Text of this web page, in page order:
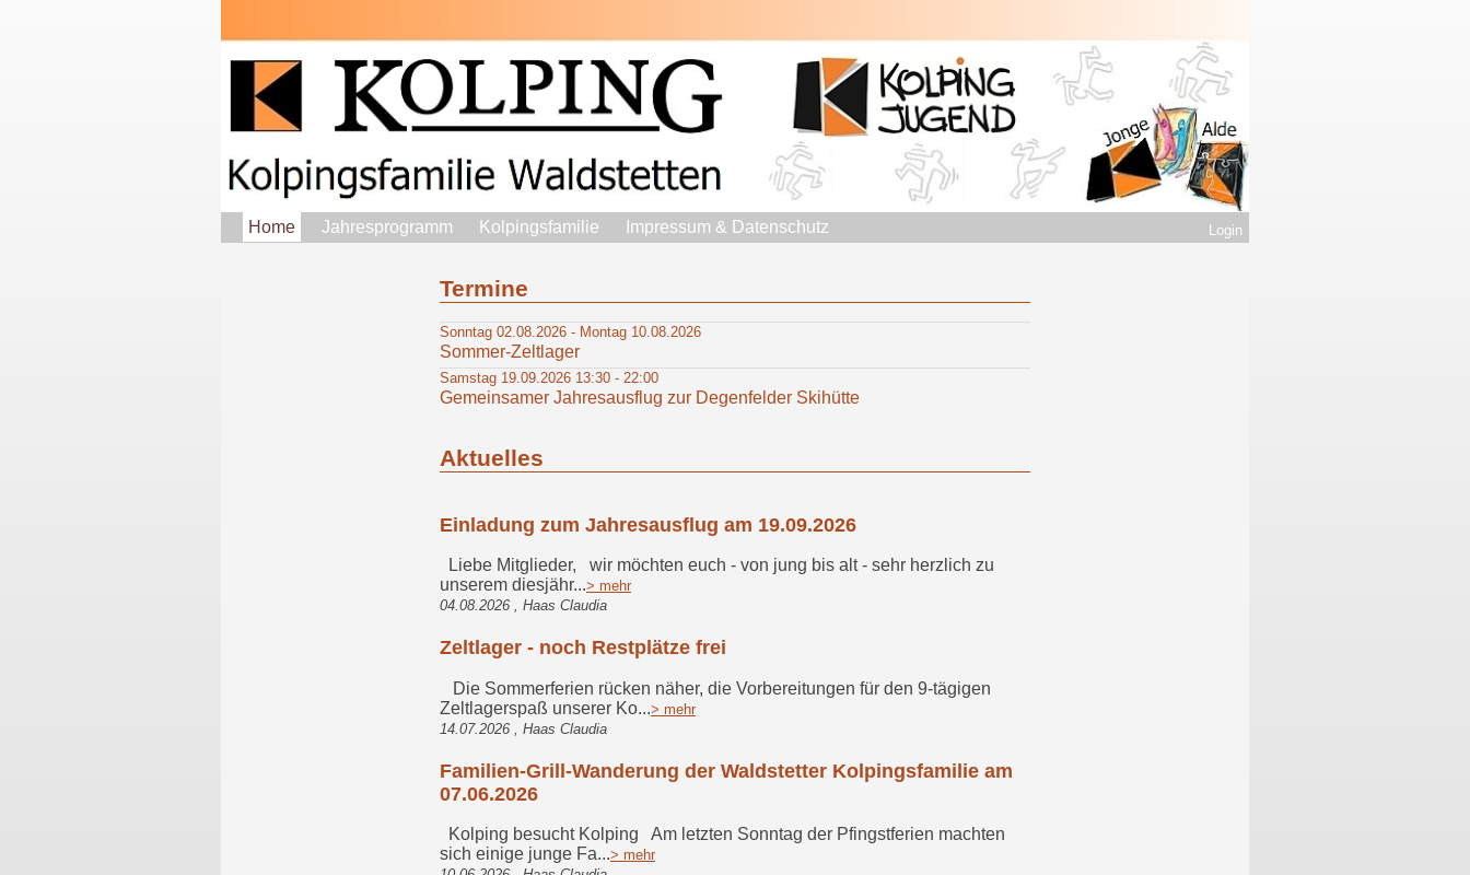
Home Jahresprogramm Kolpingsfamilie Impressum & Datenschutz Login
Termine
Sonntag 02.08.2026 - Montag 10.08.2026
Sommer-Zeltlager
Samstag 19.09.2026 13:30 - 22:00
Gemeinsamer Jahresausflug zur Degenfelder Skihütte
Aktuelles
Einladung zum Jahresausflug am 19.09.2026
Liebe Mitglieder, wir möchten euch - von jung bis alt - sehr herzlich zu
unserem diesjähr...> mehr
04.08.2026 , Haas Claudia
Zeltlager - noch Restplätze frei
Die Sommerferien rücken näher, die Vorbereitungen für den 9-tägigen
Zeltlagerspaß unserer Ko...> mehr
14.07.2026 , Haas Claudia
Familien-Grill-Wanderung der Waldstetter Kolpingsfamilie am
07.06.2026
Kolping besucht Kolping Am letzten Sonntag der Pfingstferien machten
sich einige junge Fa...> mehr